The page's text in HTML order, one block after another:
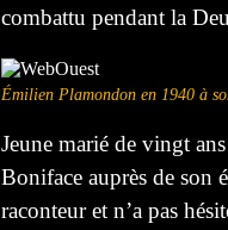
combattu pendant la
Émilien Plamondon en 1940 à
Jeune marié de vingt
Boniface auprès de son
raconteur et n’a pas